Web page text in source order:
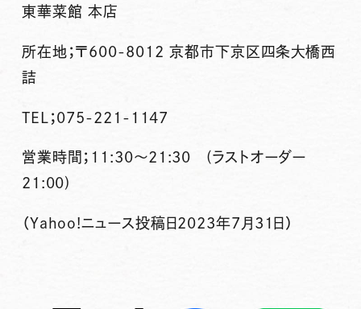
東華菜館 本店
所在地；〒600-8012 京都市下京区四条大橋西
詰
TEL；075-221-1147
営業時間；11:30～21:30 (ラストオーダー
21:00)
（Yahoo!ニュース投稿日2023年7月31日）